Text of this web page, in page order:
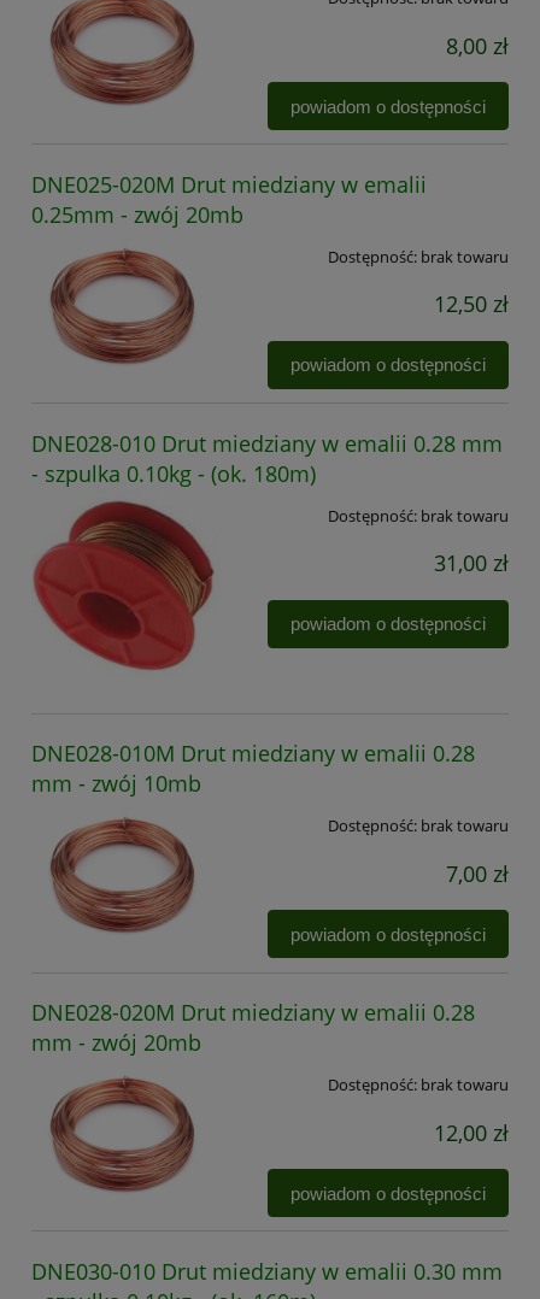
8,00 zł
powiadom o dostępności
DNE025-020M Drut miedziany w emalii
0.25mm - zwój 20mb
Dostępność: brak towaru
12,50 zł
powiadom o dostępności
DNE028-010 Drut miedziany w emalii 0.28 mm
- szpulka 0.10kg - (ok. 180m)
Dostępność: brak towaru
31,00 zł
powiadom o dostępności
DNE028-010M Drut miedziany w emalii 0.28
mm - zwój 10mb
Dostępność: brak towaru
7,00 zł
powiadom o dostępności
DNE028-020M Drut miedziany w emalii 0.28
mm - zwój 20mb
Dostępność: brak towaru
12,00 zł
powiadom o dostępności
DNE030-010 Drut miedziany w emalii 0.30 mm